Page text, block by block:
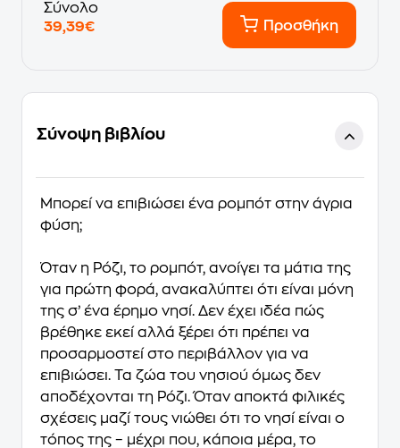
Σύνολο
39,39€
Προσθήκη
Σύνοψη βιβλίου
Μπορεί να επιβιώσει ένα ρομπότ στην άγρια
φύση;
Όταν η Ρόζι, το ρομπότ, ανοίγει τα μάτια της
για πρώτη φορά, ανακαλύπτει ότι είναι μόνη
της σ’ ένα έρημο νησί. Δεν έχει ιδέα πώς
βρέθηκε εκεί αλλά ξέρει ότι πρέπει να
προσαρμοστεί στο περιβάλλον για να
επιβιώσει. Τα ζώα του νησιού όμως δεν
αποδέχονται τη Ρόζι. Όταν αποκτά φιλικές
σχέσεις μαζί τους νιώθει ότι το νησί είναι ο
τόπος της – μέχρι που, κάποια μέρα, το